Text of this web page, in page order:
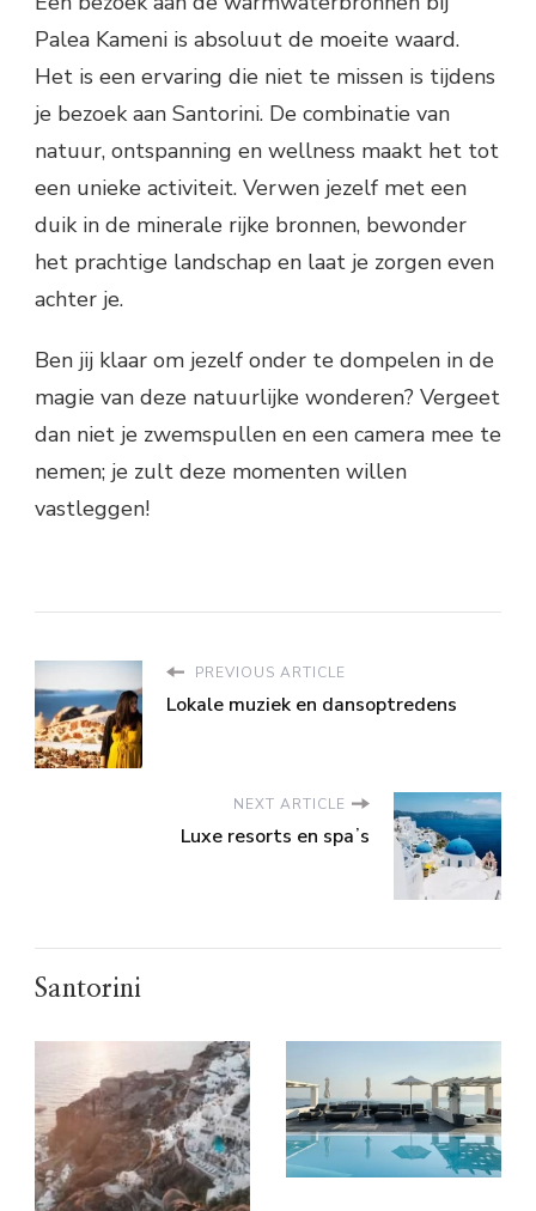
Palea Kameni is absoluut de moeite waard.
Het is een ervaring die niet te missen is tijdens
je bezoek aan Santorini. De combinatie van
natuur, ontspanning en wellness maakt het tot
een unieke activiteit. Verwen jezelf met een
duik in de minerale rijke bronnen, bewonder
het prachtige landschap en laat je zorgen even
achter je.
Ben jij klaar om jezelf onder te dompelen in de
magie van deze natuurlijke wonderen? Vergeet
dan niet je zwemspullen en een camera mee te
nemen; je zult deze momenten willen
vastleggen!
PREVIOUS ARTICLE
Lokale muziek en dansoptredens
NEXT ARTICLE
Luxe resorts en spaʼs
Santorini